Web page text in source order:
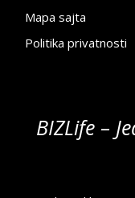
Mapa sajta
Politika privatnosti
BIZLife –